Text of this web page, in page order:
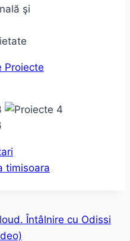
şi
Proiecte
timisoara
Întâlnire cu Odissi